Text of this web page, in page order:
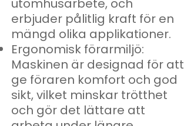
utomhusarbete, och
erbjuder pålitlig kraft för en
mängd olika applikationer.
Ergonomisk förarmiljö:
Maskinen är designad för att
ge föraren komfort och god
sikt, vilket minskar trötthet
och gör det lättare att